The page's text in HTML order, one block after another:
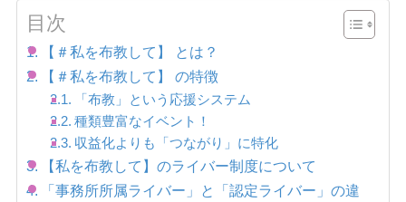
目次
【＃私を布教して】 とは？
【＃私を布教して】 の特徴
「布教」という応援システム
種類豊富なイベント！
収益化よりも「つながり」に特化
【私を布教して】のライバー制度について
「事務所所属ライバー」と「認定ライバー」の違